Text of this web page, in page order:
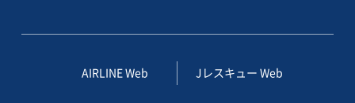
AIRLINE Web Jレスキュー Web